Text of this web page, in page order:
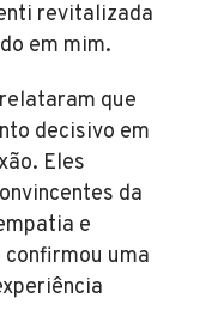
revitalizada
em mim.
que
decisivo em
Eles
da
e
uma